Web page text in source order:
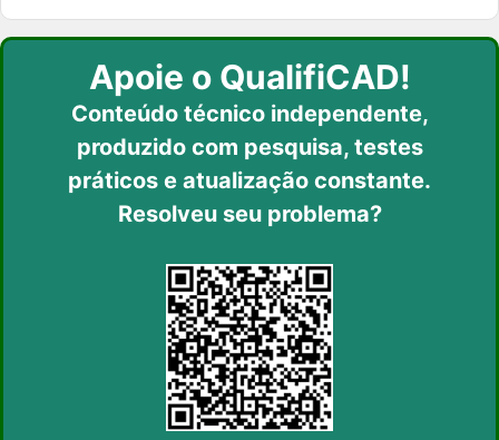
Apoie o QualifiCAD!
Conteúdo técnico independente,
produzido com pesquisa, testes
práticos e atualização constante.
Resolveu seu problema?